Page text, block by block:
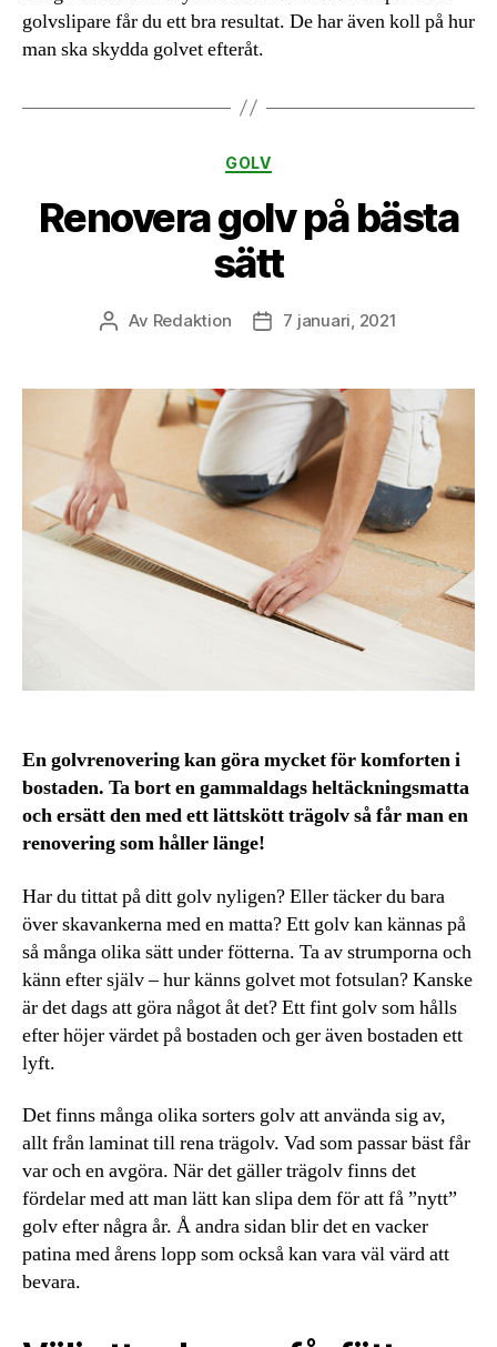
golvslipare får du ett bra resultat. De har även koll på hur
man ska skydda golvet efteråt.
Kategorier
GOLV
Renovera golv på bästa
sätt
Inläggsförfattare
Av Redaktion Inläggsdatum
7 januari, 2021
En golvrenovering kan göra mycket för komforten i
bostaden. Ta bort en gammaldags heltäckningsmatta
och ersätt den med ett lättskött trägolv så får man en
renovering som håller länge!
Har du tittat på ditt golv nyligen? Eller täcker du bara
över skavankerna med en matta? Ett golv kan kännas på
så många olika sätt under fötterna. Ta av strumporna och
känn efter själv – hur känns golvet mot fotsulan? Kanske
är det dags att göra något åt det? Ett fint golv som hålls
efter höjer värdet på bostaden och ger även bostaden ett
lyft.
Det finns många olika sorters golv att använda sig av,
allt från laminat till rena trägolv. Vad som passar bäst får
var och en avgöra. När det gäller trägolv finns det
fördelar med att man lätt kan slipa dem för att få ”nytt”
golv efter några år. Å andra sidan blir det en vacker
patina med årens lopp som också kan vara väl värd att
bevara.